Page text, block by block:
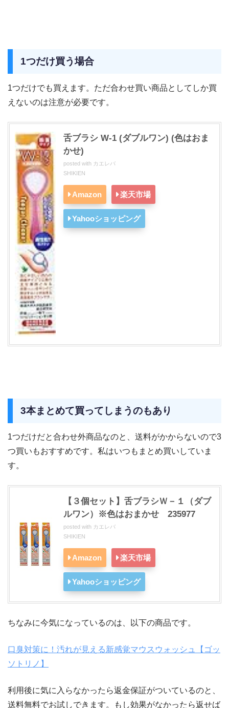
1つだけ買う場合
1つだけでも買えます。ただ合わせ買い商品としてしか買
えないのは注意が必要です。
舌ブラシ W-1 (ダブルワン) (色はおま
かせ)
posted with カエレバ
SHIKIEN
Amazon 楽天市場
Yahooショッピング
3本まとめて買ってしまうのもあり
1つだけだと合わせ外商品なのと、送料がかからないので3
つ買いもおすすめです。私はいつもまとめ買いしていま
す。
【３個セット】舌ブラシＷ－１（ダブ
ルワン）※色はおまかせ 235977
posted with カエレバ
SHIKIEN
Amazon 楽天市場
Yahooショッピング
ちなみに今気になっているのは、以下の商品です。
口臭対策に！汚れが見える新感覚マウスウォッシュ【ゴッ
ソトリノ】
利用後に気に入らなかったら返金保証がついているのと、
送料無料でお試しできます。もし効果がなかったら返せば